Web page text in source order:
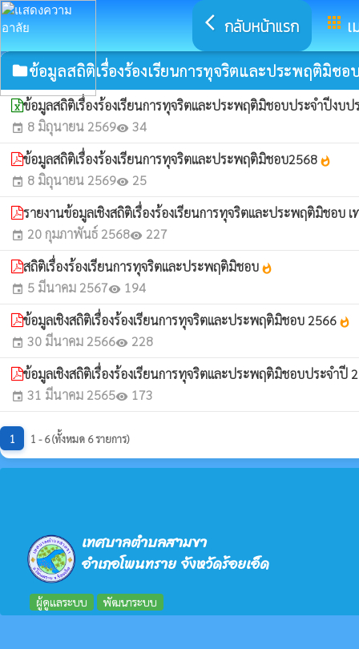
arrow_back_ios กลับหน้าแรก apps
folderข้อมูลสถิติเรื่องร้องเรียนการทุจริตและประพฤติมิชอ
ข้อมูลสถิติเรื่องร้องเรียนการทุจริตและประพฤติมิชอบประจำปีงบ
event 8 มิถุนายน 2569visibility 34
ข้อมูลสถิติเรื่องร้องเรียนการทุจริตและประพฤติมิชอบ2568 whatshot
event 8 มิถุนายน 2569visibility 25
รายงานข้อมูลเชิงสถิติเรื่องร้องเรียนการทุจริตและประพฤติมิชอ
event 20 กุมภาพันธ์ 2568visibility 227
สถิติเรื่องร้องเรียนการทุจริตและประพฤติมิชอบ whatshot
event 5 มีนาคม 2567visibility 194
ข้อมูลเชิงสถิติเรื่องร้องเรียนการทุจริตและประพฤติมิชอบ 2566 whatshot
event 30 มีนาคม 2566visibility 228
ข้อมูลเชิงสถิติเรื่องร้องเรียนการทุจริตและประพฤติมิชอบประจำปี
event 31 มีนาคม 2565visibility 173
1 1 - 6 (ทั้งหมด 6 รายการ)
เทศบาลตำบลสามขา
อำเภอโพนทราย จังหวัดร้อยเอ็ด
ผู้ดูแลระบบ พัฒนาระบบ